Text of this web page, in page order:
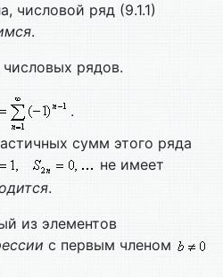
числовой ряд (9.1.1)
.
числовых рядов.
.
сумм этого ряда
не имеет
.
из элементов
с первым членом